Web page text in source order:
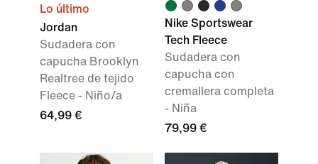
Lo último
Jordan
Sudadera con
capucha Brooklyn
Realtree de tejido
Fleece - Niño/a
64,99 €
Nike Sportswear
Tech Fleece
Sudadera con
capucha con
cremallera completa
- Niña
79,99 €